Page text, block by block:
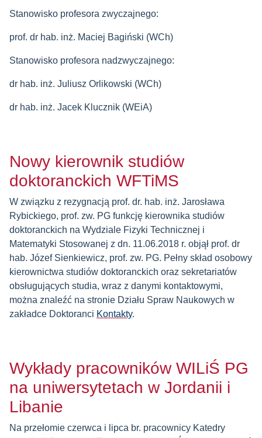
Stanowisko profesora zwyczajnego:
prof. dr hab. inż. Maciej Bagiński (WCh)
Stanowisko profesora nadzwyczajnego:
dr hab. inż. Juliusz Orlikowski (WCh)
dr hab. inż. Jacek Klucznik (WEiA)
Nowy kierownik studiów
doktoranckich WFTiMS
W związku z rezygnacją prof. dr. hab. inż. Jarosława
Rybickiego, prof. zw. PG funkcję kierownika studiów
doktoranckich na Wydziale Fizyki Technicznej i
Matematyki Stosowanej z dn. 11.06.2018 r. objął prof. dr
hab. Józef Sienkiewicz, prof. zw. PG. Pełny skład osobowy
kierownictwa studiów doktoranckich oraz sekretariatów
obsługujących studia, wraz z danymi kontaktowymi,
można znaleźć na stronie Działu Spraw Naukowych w
zakładce Doktoranci Kontakty.
Wykłady pracowników WILiŚ PG
na uniwersytetach w Jordanii i
Libanie
Na przełomie czerwca i lipca br. pracownicy Katedry